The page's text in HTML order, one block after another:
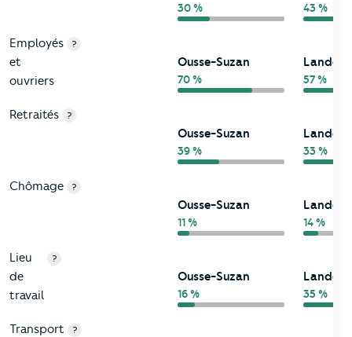
30 % 43 %
Employés
et
ouvriers
?
Ousse-Suzan
70 %
Landes
57 %
Retraités ?
Ousse-Suzan
39 %
Landes
33 %
Chômage ?
Ousse-Suzan
11 %
Landes
14 %
Lieu
de
travail
?
Ousse-Suzan
16 %
Landes
35 %
Transport
?